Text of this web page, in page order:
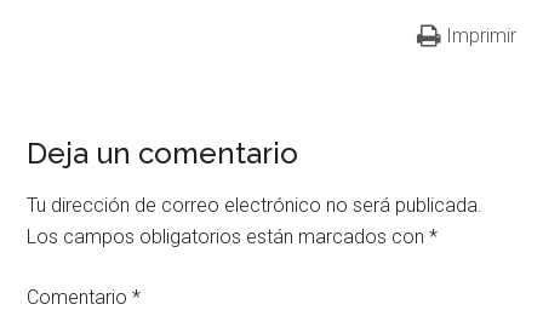
Imprimir
Deja un comentario
Tu dirección de correo electrónico no será publicada.
Los campos obligatorios están marcados con*
Comentario*